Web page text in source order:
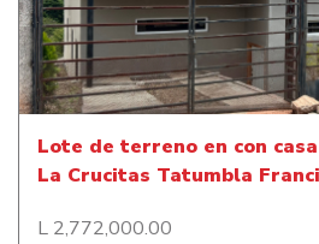
Lote de terreno en con casa de
Tatumbla Francisco
Lote de terreno en con
La Crucitas Tatumbla
L 2,772,000.00